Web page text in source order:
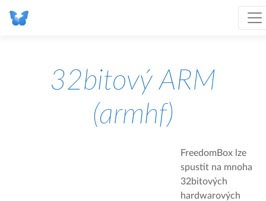
32bitový ARM
(armhf)
FreedomBox lze
spustit na mnoha
32bitových
hardwarových